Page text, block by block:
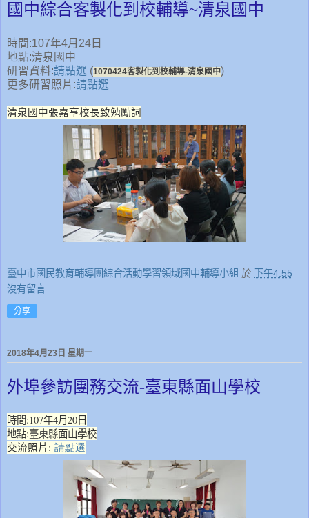
國中綜合客製化到校輔導~清泉國中
時間:107年4月24日
地點:清泉國中
研習資料:請點選 (1070424客製化到校輔導-清泉國中)
更多研習照片:請點選
清泉國中張嘉亨校長致勉勵詞
臺中市國民教育輔導團綜合活動學習領域國中輔導小組 於
下午4:55
沒有留言:
分享
2018年4月23日 星期一
外埠參訪團務交流-臺東縣面山學校
時間:107年4月20日
地點:臺東縣面山學校
交流照片 : 請點選